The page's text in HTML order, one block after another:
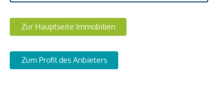
Zur Hauptseite Immobilien
Zum Profil des Anbieters